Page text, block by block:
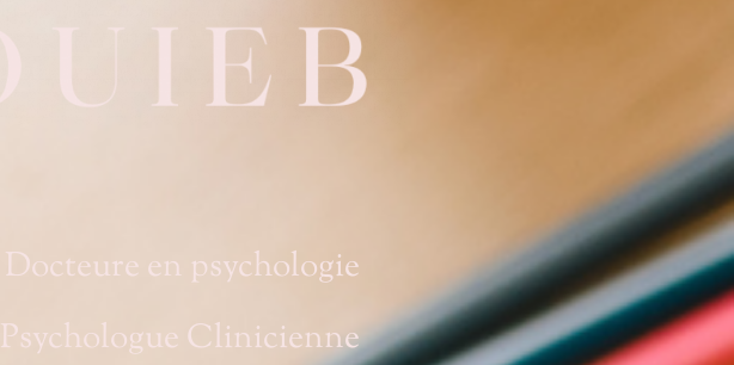
Docteure en psychologie
Psychologue Clinicienne